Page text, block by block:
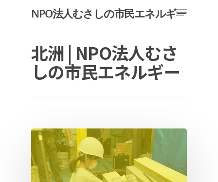
Hit enter to search or ESC to close
NPO法人むさしの市民エネルギー
北洲 | NPO法人むさ
しの市民エネルギー